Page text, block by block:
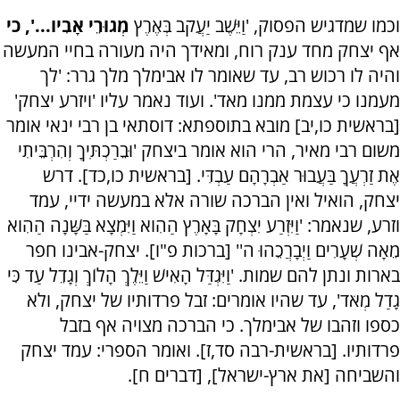
וכמו שמדגיש הפסוק, 'וַיֵּשֶׁב יַעֲקֹב בְּאֶרֶץ מְגוּרֵי אָבִיו...', כי
אף יצחק מחד ענק רוח, ומאידך היה מעורה בחיי המעשה
והיה לו רכוש רב, עד שאומר לו אבימלך מלך גרר: 'לך
מעמנו כי עצמת ממנו מאד'. ועוד נאמר עליו 'ויזרע יצחק'
[בראשית כו,יב] מובא בתוספתא: דוסתאי בן רבי ינאי אומר
משום רבי מאיר, הרי הוא אומר ביצחק 'וּבֵרַכְתִּיךָ וְהִרְבֵּיתִי
אֶת זַרְעֲךָ בַּעֲבוּר אַבְרָהָם עַבְדִּי. [בראשית כו,כד]. דרש
יצחק, הואיל ואין הברכה שורה אלא במעשה ידיי, עמד
וזרע, שנאמר: 'וַיִּזְרַע יִצְחָק בָּאָרֶץ הַהִוא וַיִּמְצָא בַּשָּׁנָה הַהִוא
מֵאָה שְׁעָרִים וַיְבָרֲכֵהוּ ה'' [ברכות פ"ו]. יצחק-אבינו חפר
בארות ונתן להם שמות. 'וַיִּגְדַּל הָאִישׁ וַיֵּלֶךְ הָלוֹךְ וְגָדֵל עַד כִּי
גָדַל מְאֹד', עד שהיו אומרים: זבל פרדותיו של יצחק, ולא
כספו וזהבו של אבימלך. כי הברכה מצויה אף בזבל
פרדותיו. [בראשית-רבה סד,ז]. ואומר הספרי: עמד יצחק
והשביחה [את ארץ-ישראל], [דברים ח].